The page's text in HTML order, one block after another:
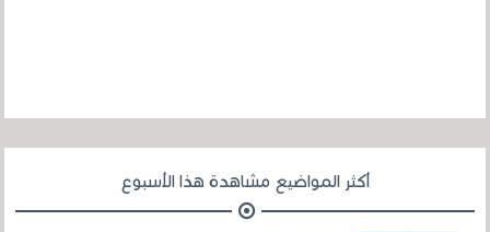
أكثر المواضيع مشاهدة هذا الأسبوع